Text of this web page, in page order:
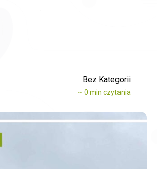
Bez Kategorii
~ 0 min czytania